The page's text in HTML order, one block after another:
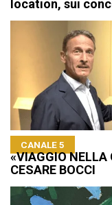
location, sui
CANALE 5
«VIAGGIO NELLA
CESARE BOCCI